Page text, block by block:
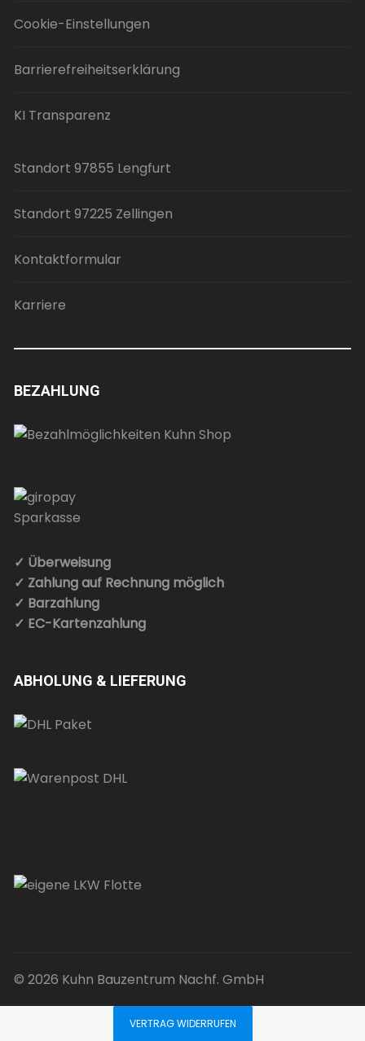
Cookie-Einstellungen
Barrierefreiheitserklärung
KI Transparenz
Standort 97855 Lengfurt
Standort 97225 Zellingen
Kontaktformular
Karriere
BEZAHLUNG
✓ Überweisung
✓ Zahlung auf Rechnung möglich
✓ Barzahlung
✓ EC-Kartenzahlung
ABHOLUNG & LIEFERUNG
© 2026 Kuhn Bauzentrum Nachf. GmbH
VERTRAG WIDERRUFEN